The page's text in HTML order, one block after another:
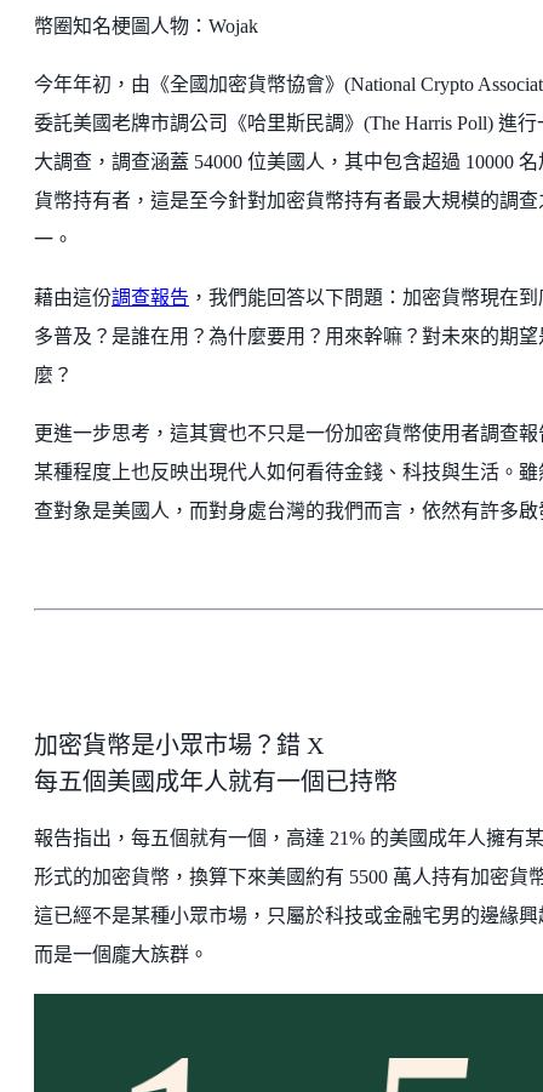
幣圈知名梗圖人物：Wojak
今年年初，由《全國加密貨幣協會》(National Crypto
委託美國老牌市調公司《哈里斯民調》(The Harris Poll) 進行
大調查，調查涵蓋 54000 位美國人，其中包含超過 10000 名
貨幣持有者，這是至今針對加密貨幣持有者最大規模的調查
一。
藉由這份調查報告 ，我們能回答以下問題：加密貨幣現在到
多普及？是誰在用？為什麼要用？用來幹嘛？對未來的期望
麼？
更進一步思考，這其實也不只是一份加密貨幣使用者調查報
某種程度上也反映出現代人如何看待金錢、科技與生活。雖
查對象是美國人，而對身處台灣的我們而言，依然有許多啟
加密貨幣是小眾市場？錯 X
每五個美國成年人就有一個已持幣
報告指出，每五個就有一個，高達 21% 的美國成年人擁有
形式的加密貨幣，換算下來美國約有 5500 萬人持有加密貨
這已經不是某種小眾市場，只屬於科技或金融宅男的邊緣興
而是一個龐大族群。